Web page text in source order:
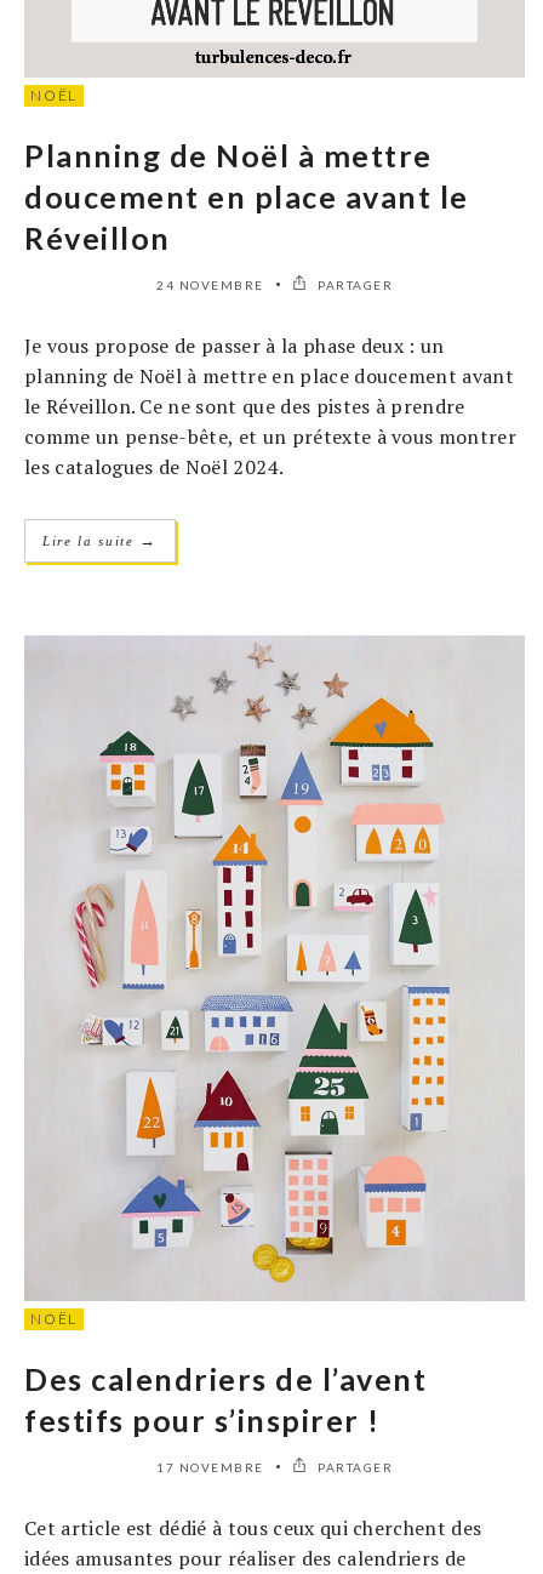
NOËL
Planning de Noël à mettre
doucement en place avant le
Réveillon
24 NOVEMBRE PARTAGER
Je vous propose de passer à la phase deux : un
planning de Noël à mettre en place doucement avant
le Réveillon. Ce ne sont que des pistes à prendre
comme un pense-bête, et un prétexte à vous montrer
les catalogues de Noël 2024.
Lire la suite →
NOËL
Des calendriers de l’avent
festifs pour s’inspirer !
17 NOVEMBRE PARTAGER
Cet article est dédié à tous ceux qui cherchent des
idées amusantes pour réaliser des calendriers de